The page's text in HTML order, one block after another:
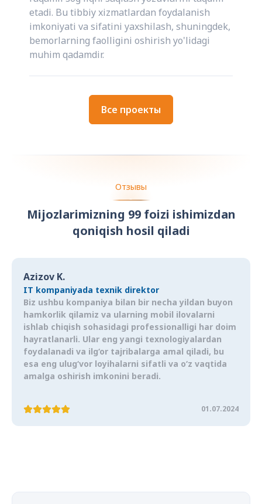
etadi. Bu tibbiy xizmatlardan foydalanish
imkoniyati va sifatini yaxshilash, shuningdek,
bemorlarning faolligini oshirish yo'lidagi
muhim qadamdir.
Все проекты
Отзывы
Mijozlarimizning 99 foizi ishimizdan
qoniqish hosil qiladi
Azizov K.
IT kompaniyada texnik direktor
Biz ushbu kompaniya bilan bir necha yildan buyon
hamkorlik qilamiz va ularning mobil ilovalarni
ishlab chiqish sohasidagi professionalligi har doim
hayratlanarli. Ular eng yangi texnologiyalardan
foydalanadi va ilg‘or tajribalarga amal qiladi, bu
esa eng ulug‘vor loyihalarni sifatli va o‘z vaqtida
amalga oshirish imkonini beradi.
01.07.2024